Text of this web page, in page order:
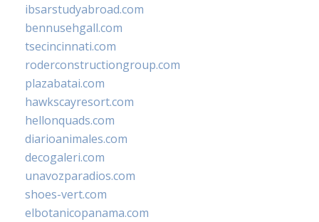
ibsarstudyabroad.com
bennusehgall.com
tsecincinnati.com
roderconstructiongroup.com
plazabatai.com
hawkscayresort.com
hellonquads.com
diarioanimales.com
decogaleri.com
unavozparadios.com
shoes-vert.com
elbotanicopanama.com